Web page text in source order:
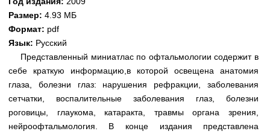
Аккредитационные тесты
Методические рекомендации
Научно-популярное
Статьи
Новости (244)
Медицинская стандартизация
Размер: 4.93 МБ
Формат: pdf
Язык: Русский
Представленный миниатлас по офтальмологии содержит в
себе краткую информацию,в которой освещена анатомия
глаза, болезни глаз: нарушения рефракции, заболевания
сетчатки, воспалительные заболевания глаз, болезни
роговицы, глаукома, катаракта, травмы органа зрения,
нейроофтальмология. В конце издания представлена